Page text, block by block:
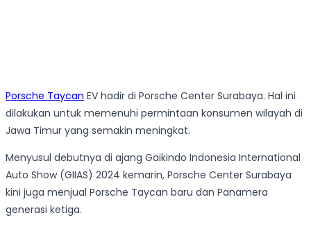
Porsche Taycan EV hadir di Porsche Center Surabaya. Hal ini
dilakukan untuk memenuhi permintaan konsumen wilayah di
Jawa Timur yang semakin meningkat.
Menyusul debutnya di ajang Gaikindo Indonesia International
Auto Show (GIIAS) 2024 kemarin, Porsche Center Surabaya
kini juga menjual Porsche Taycan baru dan Panamera
generasi ketiga.